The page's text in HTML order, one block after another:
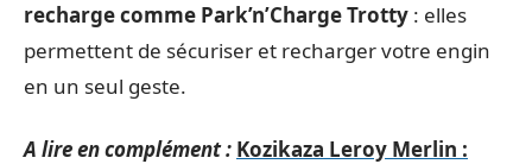
recharge comme Park’n’Charge Trotty : elles
permettent de sécuriser et recharger votre engin
en un seul geste.
A lire en complément : Kozikaza Leroy Merlin :